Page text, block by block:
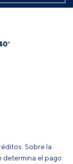
*
Sobre la
determina el pago